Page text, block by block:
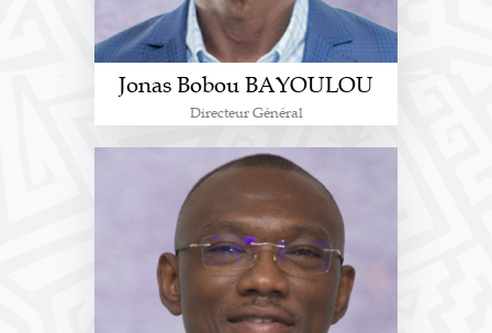
Jonas Bobou BAYOULOU
Directeur Général